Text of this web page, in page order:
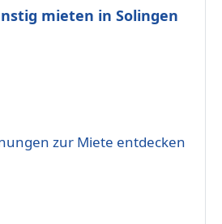
mieten in Solingen
zur Miete entdecken